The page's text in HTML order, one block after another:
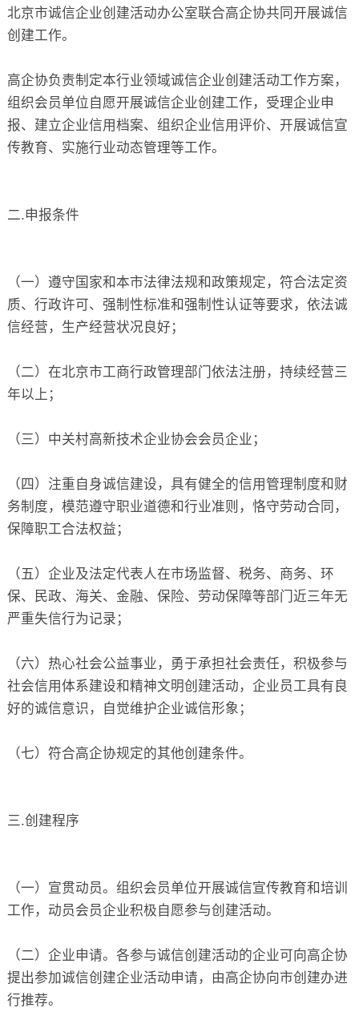
北京市诚信企业创建活动办公室联合高企协共同开展诚信
创建工作。
高企协负责制定本行业领域诚信企业创建活动工作方案，
组织会员单位自愿开展诚信企业创建工作，受理企业申
报、建立企业信用档案、组织企业信用评价、开展诚信宣
传教育、实施行业动态管理等工作。
二.申报条件
（一）遵守国家和本市法律法规和政策规定，符合法定资
质、行政许可、强制性标准和强制性认证等要求，依法诚
信经营，生产经营状况良好；
（二）在北京市工商行政管理部门依法注册，持续经营三
年以上；
（三）中关村高新技术企业协会会员企业；
（四）注重自身诚信建设，具有健全的信用管理制度和财
务制度，模范遵守职业道德和行业准则，恪守劳动合同，
保障职工合法权益；
（五）企业及法定代表人在市场监督、税务、商务、环
保、民政、海关、金融、保险、劳动保障等部门近三年无
严重失信行为记录；
（六）热心社会公益事业，勇于承担社会责任，积极参与
社会信用体系建设和精神文明创建活动，企业员工具有良
好的诚信意识，自觉维护企业诚信形象；
（七）符合高企协规定的其他创建条件。
三.创建程序
（一）宣贯动员。组织会员单位开展诚信宣传教育和培训
工作，动员会员企业积极自愿参与创建活动。
（二）企业申请。各参与诚信创建活动的企业可向高企协
提出参加诚信创建企业活动申请，由高企协向市创建办进
行推荐。